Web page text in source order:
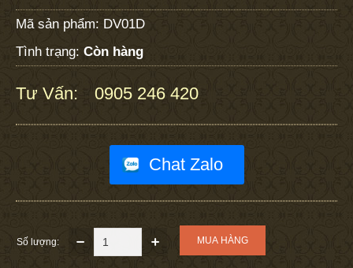
Mã sản phẩm: DV01D
Tình trạng: Còn hàng
Tư Vấn: 0905 246 420
Chat Zalo
Số lượng: